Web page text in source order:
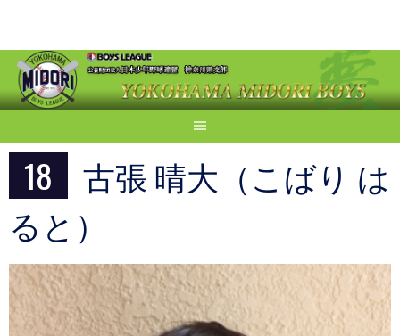
content
18
古張 晴大（こばり は
ると）